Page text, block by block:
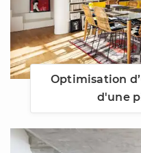
Optimisation
d'une